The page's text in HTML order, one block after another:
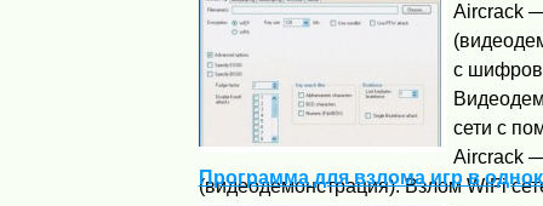
Aircrack
с
сети с
Aircrack
(видеодемонстрация). Взлом WiFi
Программа для взлома игр в